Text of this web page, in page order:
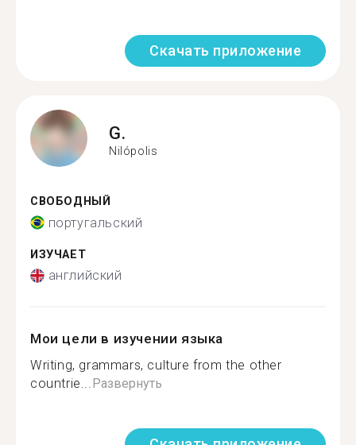
Скачать приложение
G.
Nilópolis
СВОБОДНЫЙ
португальский
ИЗУЧАЕТ
английский
Мои цели в изучении языка
Writing, grammars, culture from the other
countrie...Развернуть